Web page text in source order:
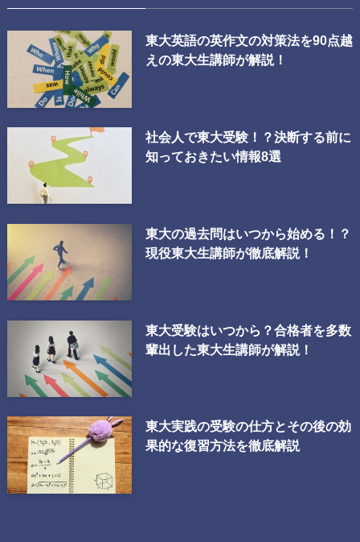
東大英語の英作文の対策法を90点越
えの東大生講師が解説！
社会人で東大受験！？決断する前に
知っておきたい情報8選
東大の過去問はいつから始める！？
現役東大生講師が徹底解説！
東大受験はいつから？合格者を多数
輩出した東大生講師が解説！
東大実践の受験の仕方とその後の効
果的な復習方法を徹底解説